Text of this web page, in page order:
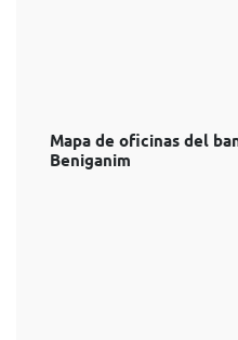
Mapa de oficinas del
Beniganim